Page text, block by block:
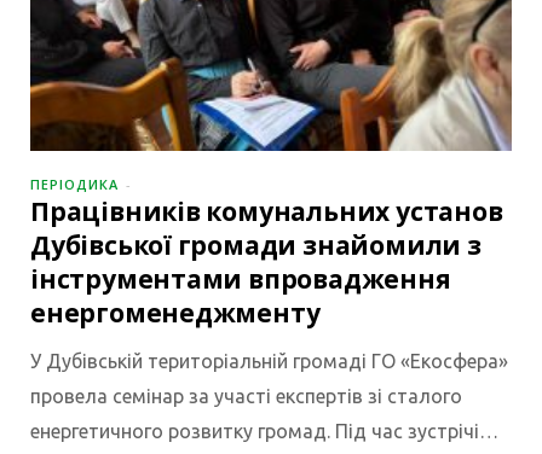
ПЕРІОДИКА
Працівників комунальних установ
Дубівської громади знайомили з
інструментами впровадження
енергоменеджменту
У Дубівській територіальній громаді ГО «Екосфера»
провела семінар за участі експертів зі сталого
енергетичного розвитку громад. Під час зустрічі…